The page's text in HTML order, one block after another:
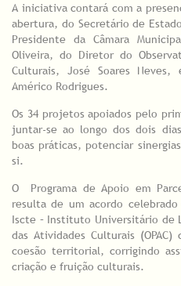
A iniciativa contará com a
abertura, do Secretário de
Presidente da Câmara
Oliveira, do Diretor do
Culturais, José Soares
Américo Rodrigues.
Os 34 projetos apoiados pelo
juntar-se ao longo dos dois
boas práticas, potenciar
si.
O Programa de Apoio em
resulta de um acordo celebrado
Iscte – Instituto Universitário de
das Atividades Culturais
coesão territorial, corrigindo
criação e fruição culturais.